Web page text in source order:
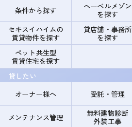
条件から探す
ヘーベルメゾン
を探す
セキスイハイムの
賃貸物件を探す
貸店舗・事務所
を探す
ペット共生型
賃貸住宅を探す
貸したい
オーナー様へ
受託・管理
メンテナンス管理
無料建物診断
外装工事